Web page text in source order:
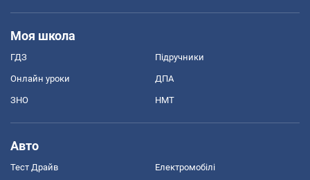
Моя школа
ГДЗ Підручники
Онлайн уроки ДПА
ЗНО НМТ
Авто
Тест Драйв Електромобілі